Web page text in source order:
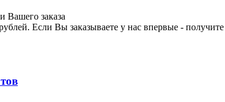
Вашего заказа
Если Вы заказываете у нас впервые -